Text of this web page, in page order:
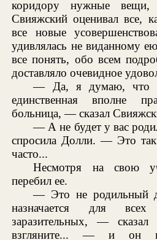
коридору нужные
Свияжский оценивал все,
все новые
удивлялась не виданному
все понять, обо всем
доставляло очевидное
— Да, я думаю, что
единственная вполне
больница, — сказал
— А не будет у вас
спросила Долли. — Это
часто...
Несмотря на свою
перебил ее.
— Это не родильный
назначается для
заразительных, —
взгляните... — и он